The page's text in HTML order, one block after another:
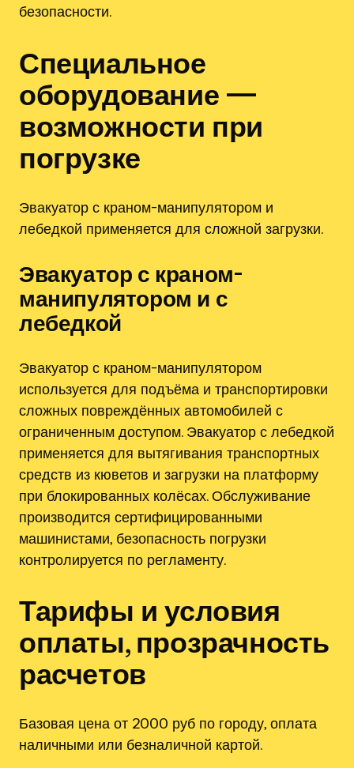
безопасности.
Специальное
оборудование —
возможности при
погрузке
Эвакуатор с краном-манипулятором и
лебедкой применяется для сложной загрузки.
Эвакуатор с краном-
манипулятором и с
лебедкой
Эвакуатор с краном-манипулятором
используется для подъёма и транспортировки
сложных повреждённых автомобилей с
ограниченным доступом. Эвакуатор с лебедкой
применяется для вытягивания транспортных
средств из кюветов и загрузки на платформу
при блокированных колёсах. Обслуживание
производится сертифицированными
машинистами, безопасность погрузки
контролируется по регламенту.
Тарифы и условия
оплаты, прозрачность
расчетов
Базовая цена от 2000 руб по городу, оплата
наличными или безналичной картой.